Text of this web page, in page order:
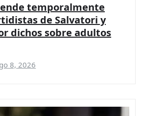
temporalmente
de Salvatori y
dichos sobre adultos
8, 2026